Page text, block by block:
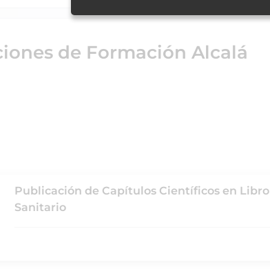
de Formación Alcalá
Publicación de Capítulos Científicos en Libro
Sanitario